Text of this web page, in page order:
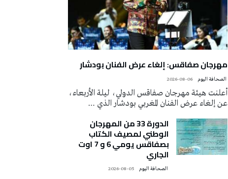
مهرجان صفاقس: إلغاء عرض الفنان بودشار
2026-08-06
أعلنت هيئة مهرجان صفاقس الدولي، ليلة الأربعاء،
عن إلغاء عرض الفنان المغربي بودشار الذي …
الدورة 33 من المهرجان
الوطني لمصيف الكتاب
بصفاقس يومي 6 و 7 اوت
الجاري
2026-08-05